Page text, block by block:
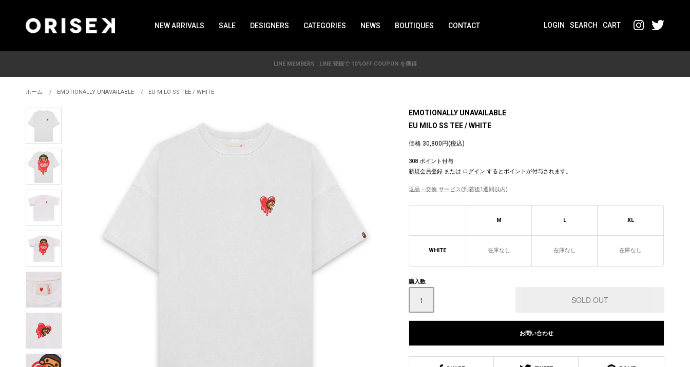
NEW ARRIVALS SALE DESIGNERS CATEGORIES NEWS BOUTIQUES CONTACT LOGIN SEARCH CART
LINE MEMBERS : LINE 登録で 10%OFF COUPON を獲得
ホーム EMOTIONALLY UNAVAILABLE EU MILO SS TEE / WHITE
EMOTIONALLY UNAVAILABLE
EU MILO SS TEE / WHITE
価格 30,800円(税込)
308 ポイント付与
新規会員登録 または ログイン するとポイントが付与されます。
返品・交換 サービス(到着後1週間以内)
M L XL
WHITE 在庫なし 在庫なし 在庫なし
購入数
お問い合わせ